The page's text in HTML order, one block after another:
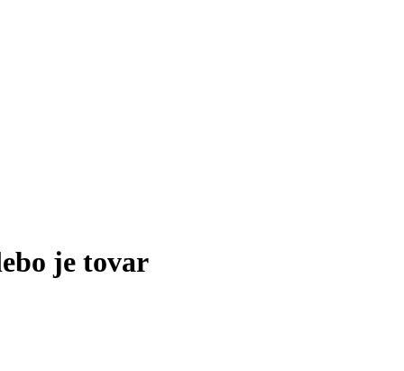
je tovar